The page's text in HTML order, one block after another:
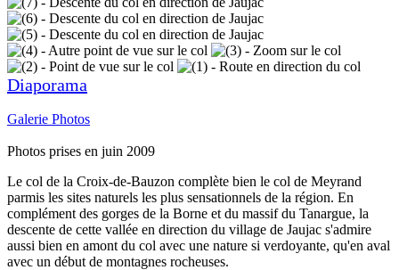
Diaporama
Galerie Photos
Photos prises en juin 2009
Le col de la Croix-de-Bauzon complète bien le col de Meyrand
parmis les sites naturels les plus sensationnels de la région. En
complément des gorges de la Borne et du massif du Tanargue, la
descente de cette vallée en direction du village de Jaujac s'admire
aussi bien en amont du col avec une nature si verdoyante, qu'en aval
avec un début de montagnes rocheuses.